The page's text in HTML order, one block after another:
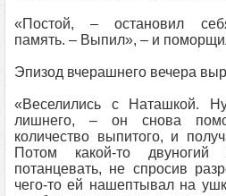
«Постой, – остановил
память. – Выпил», – и
Эпизод вчерашнего вечера
«Веселились с Наташкой.
лишнего, – он снова
количество выпитого, и
Потом какой-то
потанцевать, не спросив
чего-то ей нашептывал на